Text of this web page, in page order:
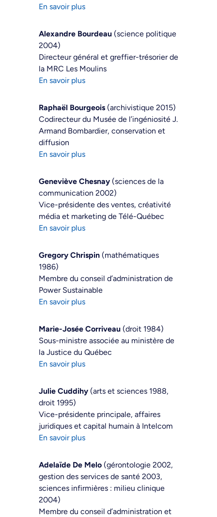
En savoir plus
Alexandre Bourdeau (science politique
2004)
Directeur général et greffier-trésorier de
la MRC Les Moulins
En savoir plus
Raphaël Bourgeois (archivistique 2015)
Codirecteur du Musée de l’ingéniosité J.
Armand Bombardier, conservation et
diffusion
En savoir plus
Geneviève Chesnay (sciences de la
communication 2002)
Vice-présidente des ventes, créativité
média et marketing de Télé-Québec
En savoir plus
Gregory Chrispin (mathématiques
1986)
Membre du conseil d’administration de
Power Sustainable
En savoir plus
Marie-Josée Corriveau (droit 1984)
Sous-ministre associée au ministère de
la Justice du Québec
En savoir plus
Julie Cuddihy (arts et sciences 1988,
droit 1995)
Vice-présidente principale, affaires
juridiques et capital humain à Intelcom
En savoir plus
Adelaïde De Melo (gérontologie 2002,
gestion des services de santé 2003,
sciences infirmières : milieu clinique
2004)
Membre du conseil d’administration et